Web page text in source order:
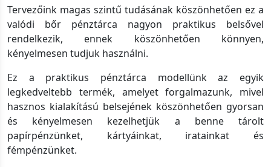
Tervezőink magas szintű tudásának köszönhetően ez a
valódi bőr pénztárca nagyon praktikus belsővel
rendelkezik, ennek köszönhetően könnyen,
kényelmesen tudjuk használni.
Ez a praktikus pénztárca modellünk az egyik
legkedveltebb termék, amelyet forgalmazunk, mivel
hasznos kialakítású belsejének köszönhetően gyorsan
és kényelmesen kezelhetjük a benne tárolt
papírpénzünket, kártyáinkat, iratainkat és
fémpénzünket.